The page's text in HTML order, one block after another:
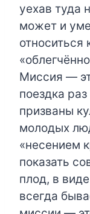
уехав туда
может и
относиться
Миссия —
поездка
призваны
молодых
«несением
показать
плод, в
всегда